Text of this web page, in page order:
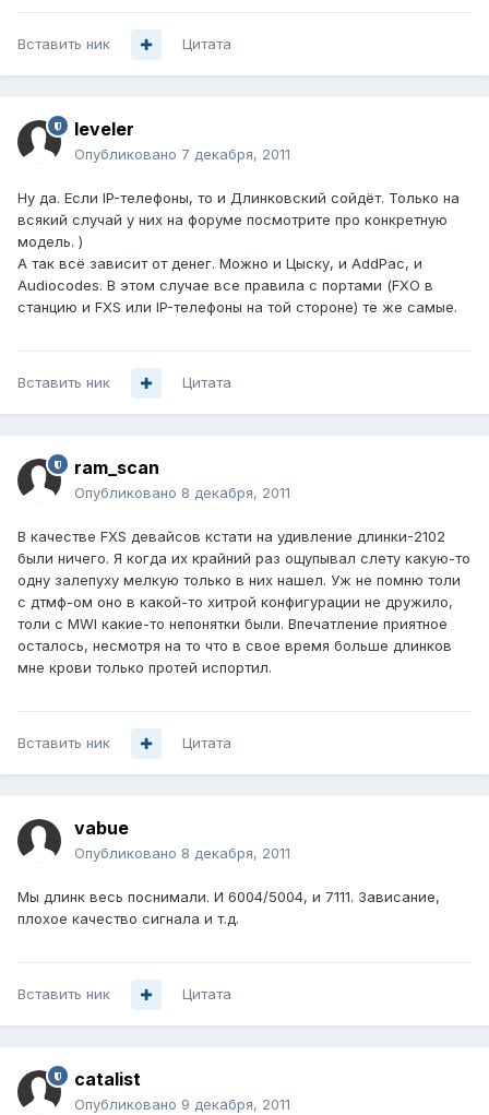
Вставить ник Цитата
leveler
Опубликовано 7 декабря, 2011
Ну да. Если IP-телефоны, то и Длинковский сойдёт. Только на
всякий случай у них на форуме посмотрите про конкретную
модель. )
А так всё зависит от денег. Можно и Цыску, и AddPac, и
Audiocodes. В этом случае все правила с портами (FXO в
станцию и FXS или IP-телефоны на той стороне) те же самые.
Вставить ник Цитата
ram_scan
Опубликовано 8 декабря, 2011
В качестве FXS девайсов кстати на удивление длинки-2102
были ничего. Я когда их крайний раз ощупывал слету какую-то
одну залепуху мелкую только в них нашел. Уж не помню толи
с дтмф-ом оно в какой-то хитрой конфигурации не дружило,
толи с MWI какие-то непонятки были. Впечатление приятное
осталось, несмотря на то что в свое время больше длинков
мне крови только протей испортил.
Вставить ник Цитата
vabue
Опубликовано 8 декабря, 2011
Мы длинк весь поснимали. И 6004/5004, и 7111. Зависание,
плохое качество сигнала и т.д.
Вставить ник Цитата
catalist
Опубликовано 9 декабря, 2011